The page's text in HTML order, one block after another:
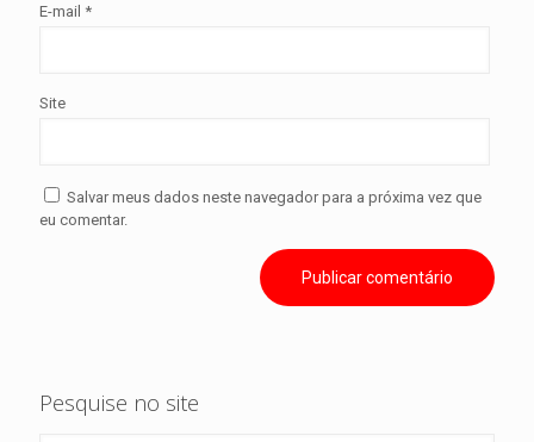
E-mail *
Site
Salvar meus dados neste navegador para a próxima vez que
eu comentar.
Pesquise no site